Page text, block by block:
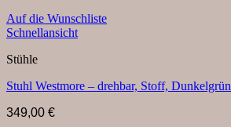
Auf die Wunschliste
Schnellansicht
Stühle
Stuhl Westmore – drehbar, Stoff, Dunkelgrün
349,00 €